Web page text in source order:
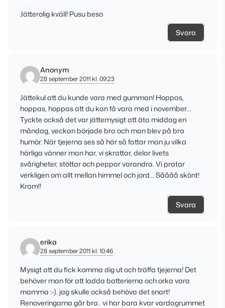
Jätterolig kväll! Pusu beso
Svara
Anonym
28 september 2011 kl. 09:23
Jättekul att du kunde vara med gumman! Hoppas,
hoppas, hoppas att du kan få vara med i november…
Tyckte också det var jättemysigt att äta middag en
måndag, veckan började bra och man blev på bra
humör. När tjejerna ses så här så fattar man ju vilka
härliga vänner man har, vi skrattar, delar livets
svårigheter, stöttar och peppar varandra. Vi pratar
verkligen om allt mellan himmel och jord… Såååå skönt!
Kram!!
Svara
erika
28 september 2011 kl. 10:46
Mysigt att du fick komma dig ut och träffa tjejerna! Det
behöver man för att ladda batterierna och orka vara
mamma :-). jag skulle också behöva det snart!
Renoveringarna går bra.. vi har bara kvar vardagrummet